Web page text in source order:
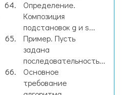
Определение.
Композиция
подстановок g и s...
Пример. Пусть
задана
последовательность...
Основное
требование